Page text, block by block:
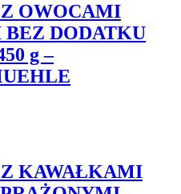
OWOCAMI
DODATKU
g –
KAWAŁKAMI